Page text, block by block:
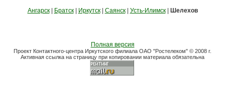
Ангарск| Братск| Иркутск| Саянск| Усть-Илимск| Шелехов
Полная версия
Проект Контактного-центра Иркутского филиала ОАО "Ростелеком" © 2008 г.
Активная ссылка на страницу при копировании материала обязательна